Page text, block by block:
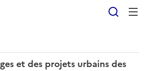
et des projets urbains des